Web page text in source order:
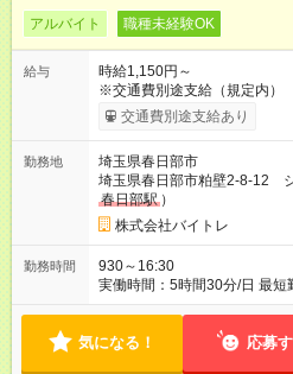
アルバイト 職種未経験OK
給与
時給1,150円～
※交通費別途支給（規定内） 【試用期間】試用期間あり 試用期
間の長さ：2ヶ月 雇用形態、
交通費別途支給あり
勤務地
埼玉県春日部市
埼玉県春日部市粕壁2-8-12
春日部駅 ）
株式会社バイトレ
勤務時間
930～16:30
実働時間：5時間30分/日 最
5.5時間） 9：30～16：30（実働6時間）、9：30～17：00（実
気になる！ 応募